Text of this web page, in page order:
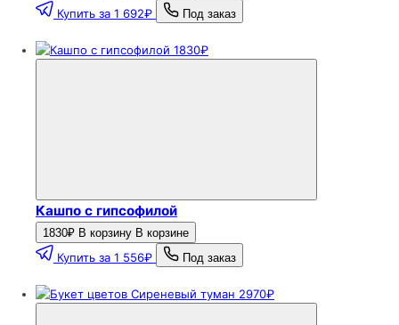
Купить за 1 692₽ Под заказ
1830₽
Кашпо с гипсофилой
1830₽ В корзину В корзине
Купить за 1 556₽ Под заказ
2970₽